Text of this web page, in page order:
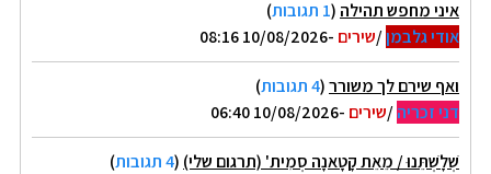
איני מחפש תהילה (1 תגובות
)
אודי גלבמן/שירים -10/08/2026 08:16
ואף שירם לך משורר(4 תגובות
)
דני זכריה/שירים -10/08/2026 06:40
שְׁלָשְׁתֵּנוּ / מֵאֵת קָטָאנָה סְמִית' (תרגום שלי) (4 תגובות
)